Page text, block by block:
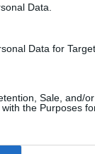
Data.
Data for
Sale, and/
the Purposes
Wojna